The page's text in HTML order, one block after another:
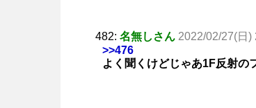
482: 名無しさん 2022/02/27(日)
>>476
よく聞くけどじゃあ1F反射の